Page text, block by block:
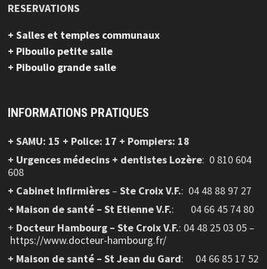
RESERVATIONS
+ Salles et temples communaux
+ Piboulio petite salle
+ Piboulio grande salle
INFORMATIONS PRATIQUES
+ SAMU: 15 + Police: 17 + Pompiers: 18
+ Urgences médecins + dentistes Lozère: 0 810 604
608
+ Cabinet Infirmières– Ste Croix V.F.: 04 48 88 97 27
+ Maison de santé – St Etienne V.F.: 04 66 45 74 80
+ Docteur Hambourg – Ste Croix V.F.: 04 48 25 03 05 –
https://www.docteur-hambourg.fr/
+ Maison de santé – St Jean du Gard: 04 66 85 17 52